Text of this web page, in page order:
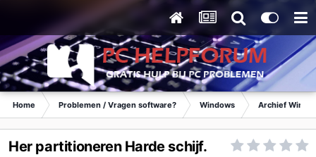
Home Problemen / Vragen software? Windows Archief
Her partitioneren Harde schijf.